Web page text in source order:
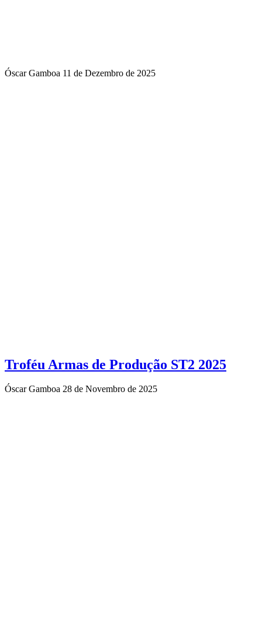
Óscar Gamboa 11 de Dezembro de 2025
Troféu Armas de Produção ST2 2025
Óscar Gamboa 28 de Novembro de 2025